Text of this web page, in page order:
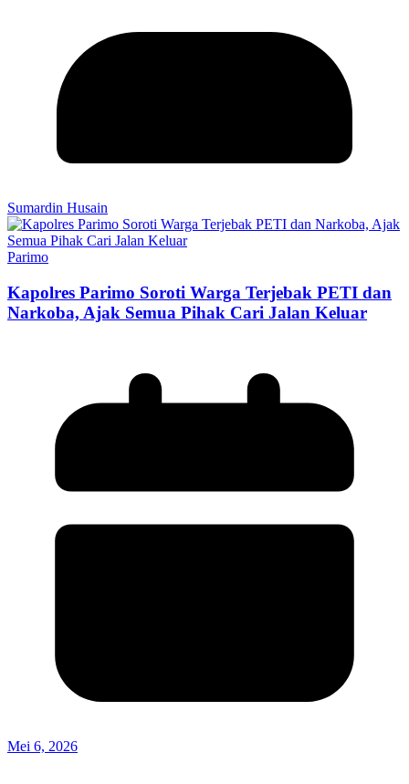
Sumardin Husain
Parimo
Kapolres Parimo Soroti Warga Terjebak PETI dan
Narkoba, Ajak Semua Pihak Cari Jalan Keluar
Mei 6, 2026